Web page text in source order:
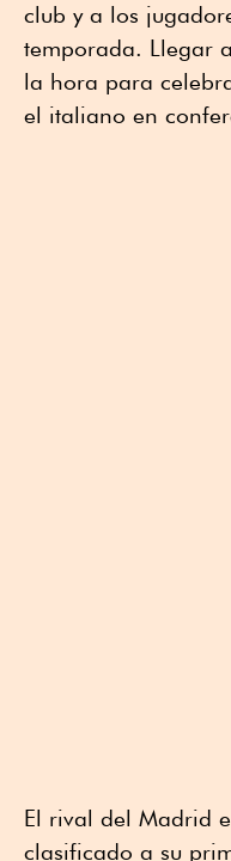
club y a los
temporada. Llegar
la hora para
el italiano en
El rival del Madrid
clasificado a su